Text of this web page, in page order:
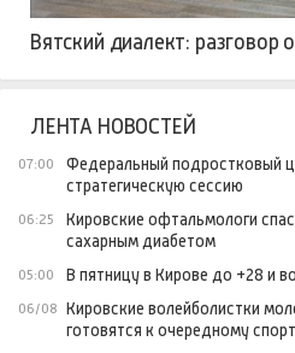
Вятский диалект:
ЛЕНТА НОВОСТЕЙ
07:00
Федеральный подростковый
стратегическую сессию
06:25
Кировские офтальмологи
сахарным диабетом
05:00 В пятницу в Кирове до +28 и
06/08 Кировские волейболистки
готовятся к очередному